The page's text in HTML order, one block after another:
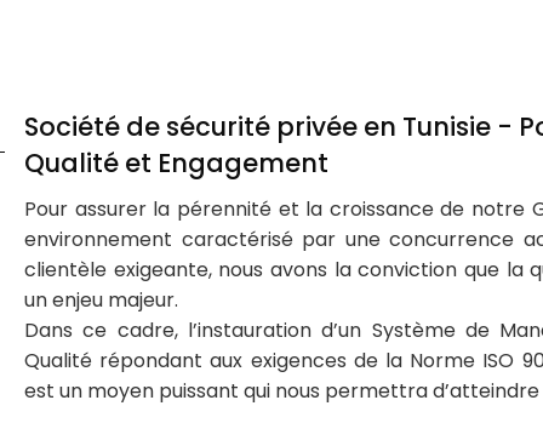
Société de sécurité privée en Tunisie -
Qualité et Engagement
Pour assurer la pérennité et la croissance de notre
environnement caractérisé par une concurrence
clientèle exigeante, nous avons la conviction que la
un enjeu majeur.
Dans ce cadre, l’instauration d’un Système de
Qualité répondant aux exigences de la Norme ISO
est un moyen puissant qui nous permettra